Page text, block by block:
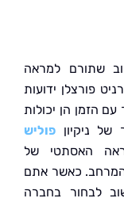
למראה
ידועות
יכולות
פוליש
של
אתם
בחברה